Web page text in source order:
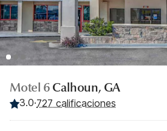
Motel 6 Calhoun, GA
3.0·727 calificaciones